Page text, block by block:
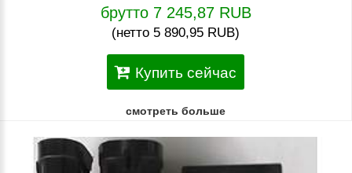
брутто 7 245,87 RUB
(нетто 5 890,95 RUB)
Купить сейчас
смотреть больше